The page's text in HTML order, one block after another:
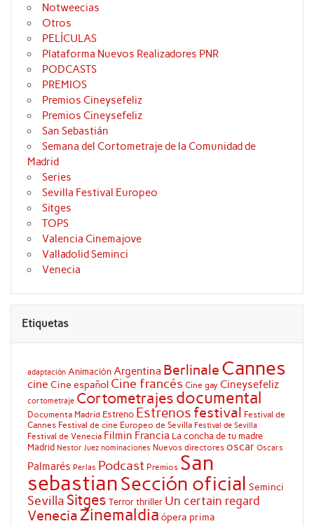
Notweecias
Otros
PELÍCULAS
Plataforma Nuevos Realizadores PNR
PODCASTS
PREMIOS
Premios Cineysefeliz
Premios Cineysefeliz
San Sebastián
Semana del Cortometraje de la Comunidad de
Madrid
Series
Sevilla Festival Europeo
Sitges
TOPS
Valencia Cinemajove
Valladolid Seminci
Venecia
Etiquetas
adaptación AnimaciónArgentina Berlinale Cannes
cine Cine español Cine francés Cine gay Cineysefeliz
cortometraje Cortometrajes documental
Documenta Madrid Estreno Estrenos festival Festival de
Cannes Festival de cine Europeo de Sevilla Festival de Sevilla
Festival de Venecia Filmin Francia La concha de tu madre
Madrid Nestor Juez nominaciones Nuevos directores oscar Oscars
Palmarés Perlas Podcast Premios San
sebastianSección oficial Seminci
Sevilla Sitges Terrorthriller Un certain regard
Venecia Zinemaldia ópera prima